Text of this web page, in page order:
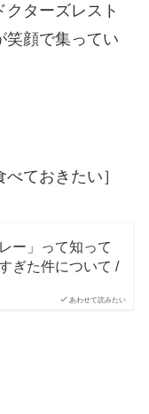
ターズレスト
笑顔で集ってい
ておきたい］
あわせて読みたい
ー」って知って
ぎた件について /